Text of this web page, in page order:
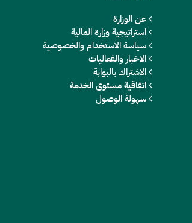
عن الوزارة
استراتيجية وزارة المالية
سياسة الاستخدام والخصوصية
الاخبار والفعاليات
الاشتراك بالبوابة
اتفاقية مستوى الخدمة
سهولة الوصول